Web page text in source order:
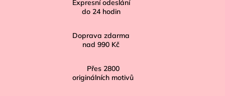
Expresní odeslání
do 24 hodin
Doprava zdarma
nad 990 Kč
Přes 2800
originálních motivů